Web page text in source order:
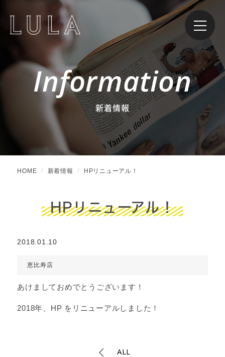
Information
新着情報
HOME 新着情報 HPリニューアル！
HPリニューアル！
2018.01.10
恵比寿店
あけましておめでとうございます！
2018年、HP をリニューアルしました！
ALL